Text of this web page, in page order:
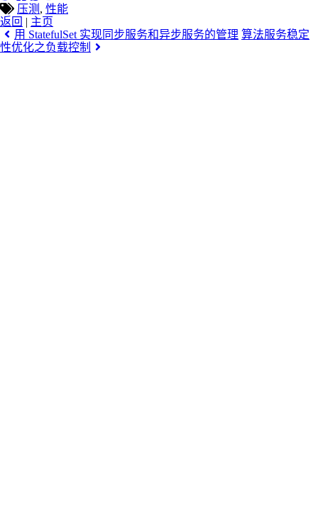
压测 , 性能
返回 | 主页
用 StatefulSet 实现同步服务和异步服务的管理 算法服务稳定
性优化之负载控制